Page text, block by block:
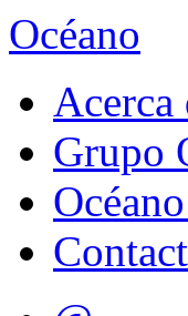
Océano
Acerca
Grupo